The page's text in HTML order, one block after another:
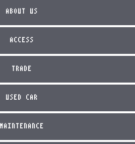
ABOUT US
ACCESS
TRADE
USED CAR
MAINTENANCE